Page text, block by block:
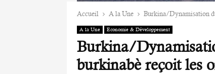
Accueil A la Une Burkina/Dynamisation
A la Une Economie & Développement
Burkina/
burkinabè reçoit les